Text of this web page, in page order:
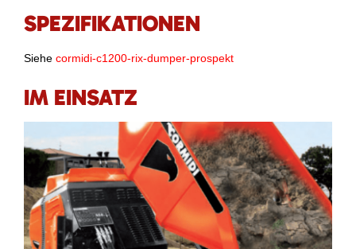
SPEZIFIKATIONEN
Siehe cormidi-c1200-rix-dumper-prospekt
IM EINSATZ